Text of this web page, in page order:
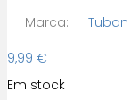
Marca:
Tuban
9,99 €
Em stock